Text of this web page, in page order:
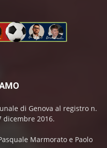
di Genova al registro n.
dicembre 2016.
Marmorato e Paolo